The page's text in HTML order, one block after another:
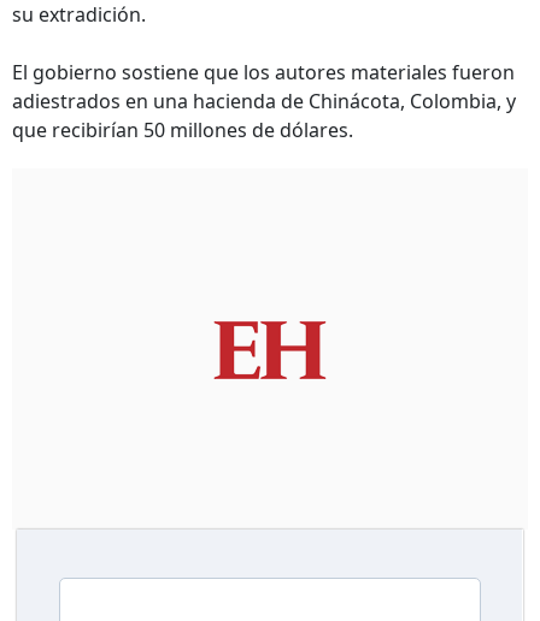
su extradición.
El gobierno sostiene que los autores materiales fueron
adiestrados en una hacienda de Chinácota, Colombia, y
que recibirían 50 millones de dólares.